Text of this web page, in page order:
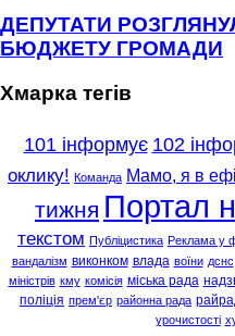
ДЕПУТАТИ
БЮДЖЕТУ ГРОМАДИ
Хмарка тегів
101 інформує 102
оклику! Команда Мамо, я в
тижня Портал
текстом Публіцистика Реклама у
вандалізм виконком влада воїни дснс
міністрів кму комісія міська рада
поліція прем'єр районна рада
урочистості